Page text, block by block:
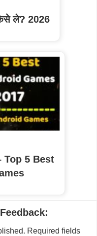
ले? 2026
Top 5 Best
Required fields